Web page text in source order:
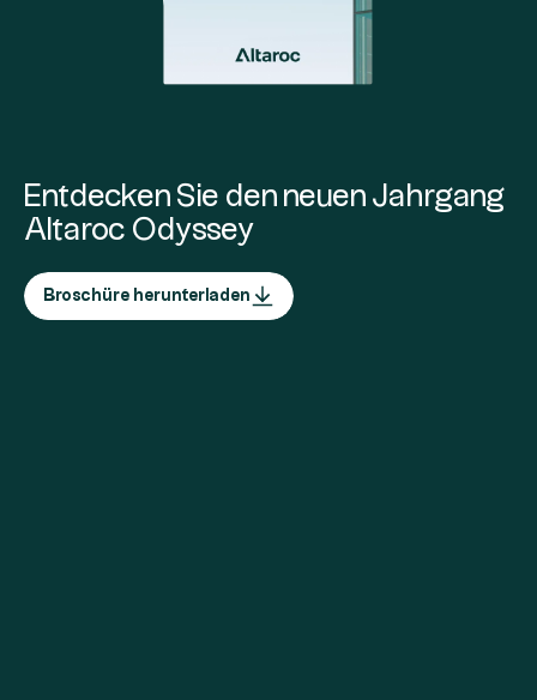
Entdecken Sie den neuen Jahrgang
Altaroc Odyssey
Broschüre herunterladen